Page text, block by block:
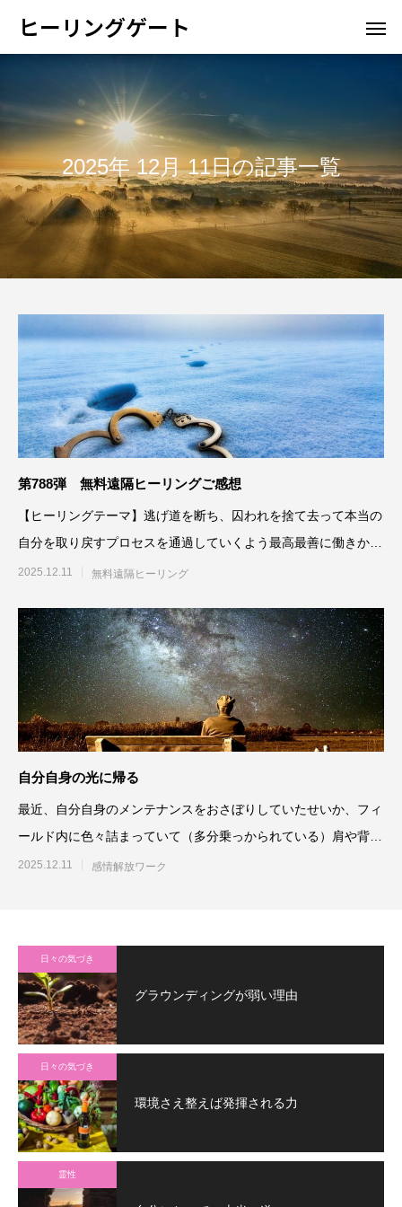
ヒーリングゲート
2025年 12月 11日の記事一覧
第788弾 無料遠隔ヒーリングご感想
【ヒーリングテーマ】逃げ道を断ち、囚われを捨て去って本当の
自分を取り戻すプロセスを通過していくよう最高最善に働きかけ
る12月3日実施
2025.12.11 無料遠隔ヒーリング
自分自身の光に帰る
最近、自分自身のメンテナンスをおさぼりしていたせいか、フィ
ールド内に色々詰まっていて（多分乗っかられている）肩や背中
がパンパンに張っ
2025.12.11 感情解放ワーク
日々の気づき
グラウンディングが弱い理由
日々の気づき
環境さえ整えば発揮される力
霊性